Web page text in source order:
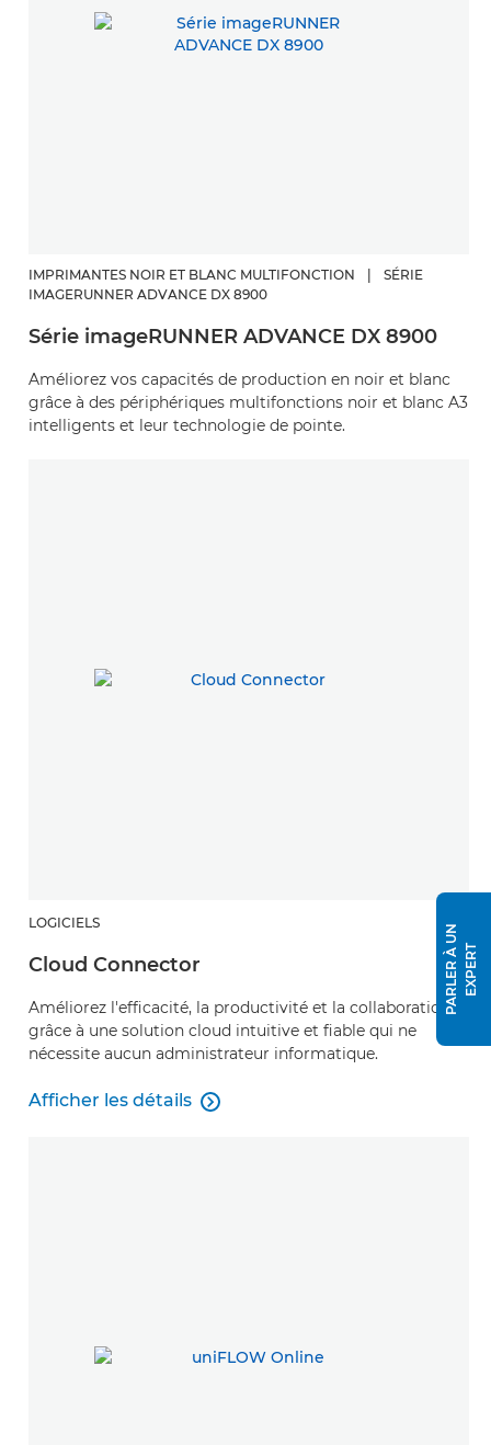
IMPRIMANTES NOIR ET BLANC MULTIFONCTION
SÉRIE
IMAGERUNNER ADVANCE DX 8900
Série imageRUNNER ADVANCE DX 8900
Améliorez vos capacités de production en noir et blanc
grâce à des périphériques multifonctions noir et blanc A3
intelligents et leur technologie de pointe.
LOGICIELS
Cloud Connector
Améliorez l'efficacité, la productivité et la collaboration
grâce à une solution cloud intuitive et fiable qui ne
nécessite aucun administrateur informatique.
Afficher les détails
Cloud Connector

P
A
R
L
E
R
À
U
N
E
X
P
E
RT